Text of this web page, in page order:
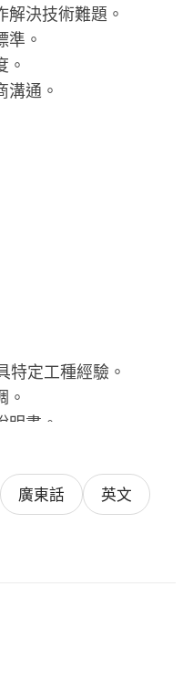
決技術難題。
準。
。
溝通。
特定工種經驗。
。
明書。
具工種專業知識。
廣東話
英文